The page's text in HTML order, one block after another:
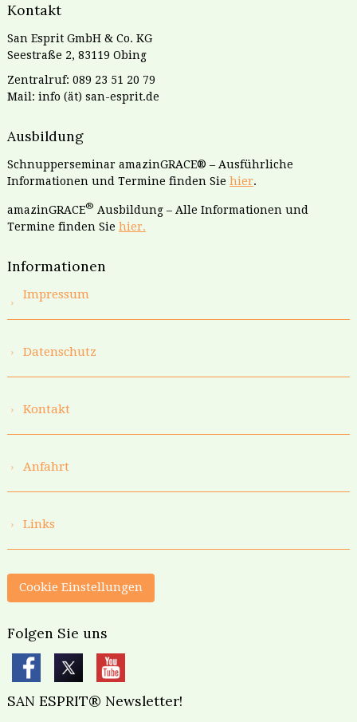
Kontakt
San Esprit GmbH & Co. KG
Seestraße 2, 83119 Obing
Zentralruf: 089 23 51 20 79
Mail: info (ät) san-esprit.de
Ausbildung
Schnupperseminar amazinGRACE® – Ausführliche
Informationen und Termine finden Sie hier.
amazinGRACE® Ausbildung – Alle Informationen und
Termine finden Sie hier.
Informationen
Impressum
Datenschutz
Kontakt
Anfahrt
Links
Cookie Einstellungen
Folgen Sie uns
SAN ESPRIT® Newsletter!